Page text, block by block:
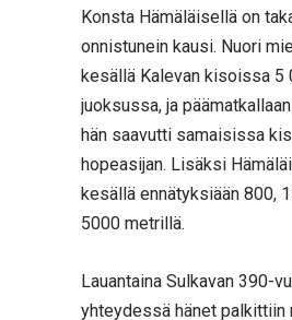
Konsta Hämäläisellä on
onnistunein kausi. Nuori
kesällä Kalevan kisoissa 5
juoksussa, ja
hän saavutti samaisissa
hopeasijan. Lisäksi
kesällä ennätyksiään 800,
5000 metrillä.
Lauantaina Sulkavan 390-
yhteydessä hänet palkittiin